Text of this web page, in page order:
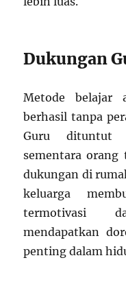
Dukungan
Metode belajar
berhasil tanpa
Guru dituntut
sementara orang
dukungan di
keluarga
termotivasi
mendapatkan
penting dalam